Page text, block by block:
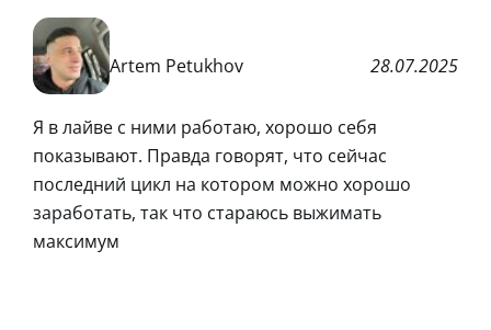
Artem Petukhov 28.07.2025
Я в лайве с ними работаю, хорошо себя
показывают. Правда говорят, что сейчас
последний цикл на котором можно хорошо
заработать, так что стараюсь выжимать
максимум